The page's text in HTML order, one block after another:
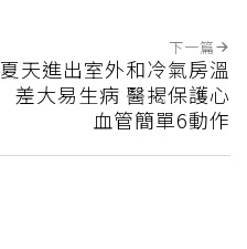
下一篇
夏天進出室外和冷氣房溫
差大易生病 醫揭保護心
血管簡單6動作